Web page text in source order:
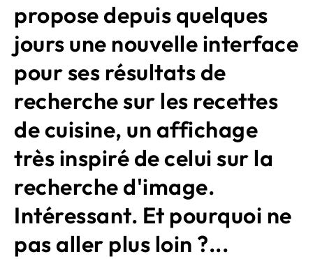
propose depuis quelques
jours une nouvelle interface
pour ses résultats de
recherche sur les recettes
de cuisine, un affichage
très inspiré de celui sur la
recherche d'image.
Intéressant. Et pourquoi ne
pas aller plus loin ?...